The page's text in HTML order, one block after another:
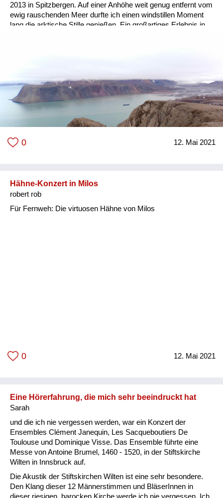
2013 in Spitzbergen. Auf einer Anhöhe weit genug entfernt vom
ewig rauschenden Meer durfte ich einen windstillen Moment
lang die arktische Stille genießen. Ein großartiges Erlebnis in
0 12. Mai 2021
Hähne-Konzert in Milos
robert rob
Für Fernweh: Die virtuosen Hähne von Milos
0 12. Mai 2021
Eine Hörerfahrung, die mich sehr beeindruckt hat
Sarah
und die ich nie vergessen werden, war ein Konzert der
Ensembles Clément Janequin, Les Sacqueboutiers De
Toulouse und Dominique Visse. Das Ensemble führte eine
Messe von Antoine Brumel, 1460 - 1520, in der Stiftskirche
Wilten in Innsbruck auf.
Die Akustik der Stiftskirchen Wilten ist eine sehr besondere.
Den Klang dieser 12 Männerstimmen und BläserInnen in
dieser riesigen, barocken Kirche werde ich nie vergessen. Ich